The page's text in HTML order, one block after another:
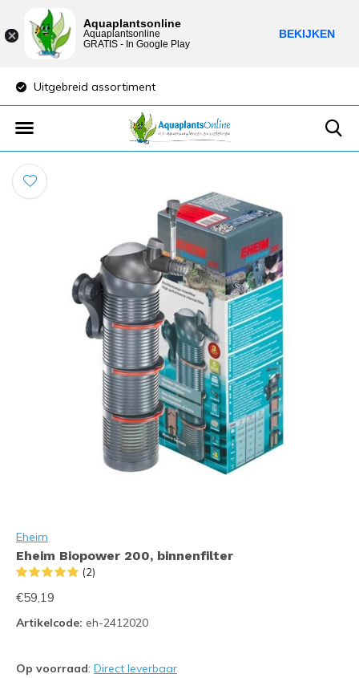
Uitgebreid assortiment
Eheim
Eheim Biopower 200, binnenfilter
(2)
€59,19
Artikelcode: eh-2412020
Op voorraad: Direct leverbaar
Aquaplantsonline
Aquaplantsonline
GRATIS - In Google Play
BEKIJKEN